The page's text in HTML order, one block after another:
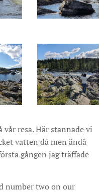
resa. Här stannade vi
vatten då men ändå
gången jag träffade
number two on our